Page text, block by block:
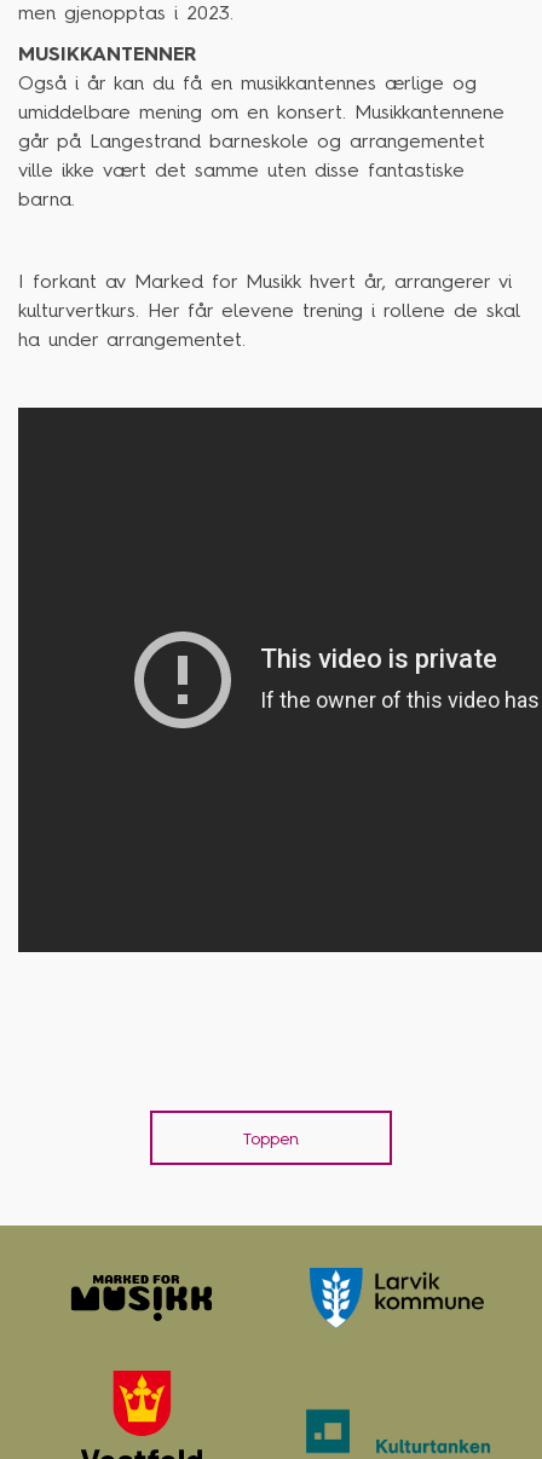
men gjenopptas i 2023.
MUSIKKANTENNER
Også i år kan du få en musikkantennes ærlige og
umiddelbare mening om en konsert. Musikkantennene
går på Langestrand barneskole og arrangementet
ville ikke vært det samme uten disse fantastiske
barna.
I forkant av Marked for Musikk hvert år, arrangerer vi
kulturvertkurs. Her får elevene trening i rollene de skal
ha under arrangementet.
Toppen